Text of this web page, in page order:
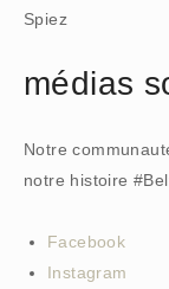
médias
Notre
notre histoire
Facebook
Instagram